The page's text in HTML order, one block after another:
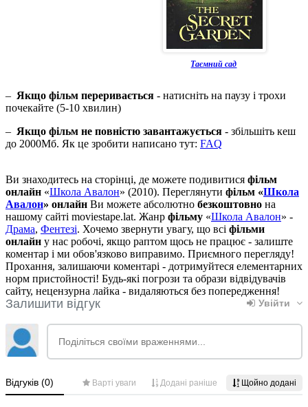
Таємний сад
– Якщо фільм переривається - натисніть на паузу і трохи
почекайте (5-10 хвилин)
– Якщо фільм не повністю завантажується - збільшіть кеш
до 2000Мб. Як це зробити написано тут: FAQ
Ви знаходитесь на сторінці, де можете подивитися фільм
онлайн «Школа Авалон» (2010). Переглянути фільм «Школа
Авалон» онлайн Ви можете абсолютно безкоштовно на
нашому сайті moviestape.lat. Жанр фільму «Школа Авалон» -
Драма, Фентезі. Хочемо звернути увагу, що всі фільми
онлайн у нас робочі, якщо раптом щось не працює - залиште
коментар і ми обов'язково виправимо. Приємного перегляду!
Прохання, залишаючи коментарі - дотримуйтеся елементарних
норм пристойності! Будь-які погрози та образи відвідувачів
сайту, нецензурна лайка - видаляються без попередження!